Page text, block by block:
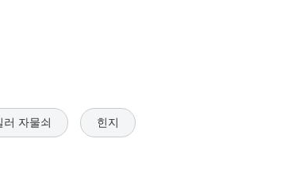
러 자물쇠 힌지